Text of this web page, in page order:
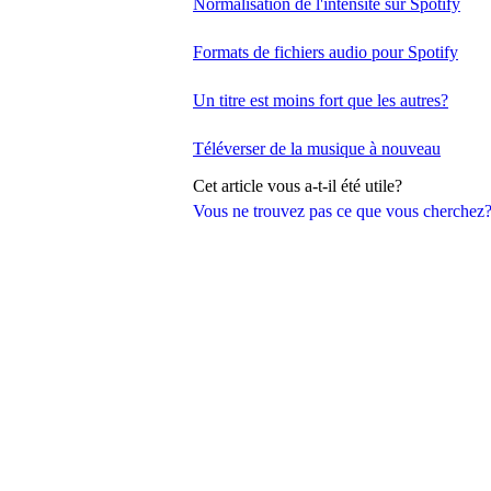
Vous ne trouvez pas ce que vous cherchez?
Normalisation de l'intensité sur Spotify
Formats de fichiers audio pour Spotify
Un titre est moins fort que les autres?
Téléverser de la musique à nouveau
Cet article vous a-t-il été utile?